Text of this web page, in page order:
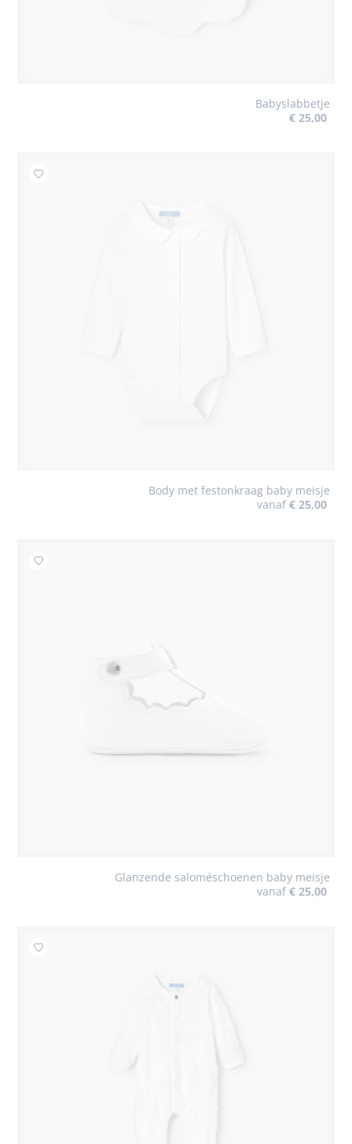
Babyslabbetje
€ 25,00
Body met festonkraag baby meisje
vanaf € 25,00
Toevoegen aan mijn favorieten : Body met
Glanzende saloméschoenen baby meisje
vanaf € 25,00
Toevoegen aan mijn favorieten : Glanzende
Toevoegen aan mijn favorieten : Pyjama met